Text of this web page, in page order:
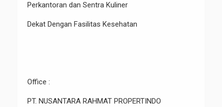
Perkantoran dan Sentra Kuliner
Dekat Dengan Fasilitas Kesehatan
Office :
PT. NUSANTARA RAHMAT PROPERTINDO